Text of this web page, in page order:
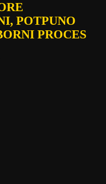
POTPUNO
PROCES